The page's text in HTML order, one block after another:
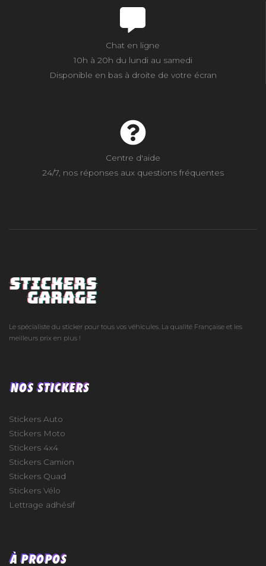
Chat en ligne
10h à 20h du lundi au samedi
Disponible en bas à droite de votre écran
Centre d'aide
24/7, nos réponses aux questions fréquentes
Le spécialiste du sticker pour tous vos véhicules. La qualité Française et les
meilleurs prix en plus !
NOS STICKERS
Stickers Auto
Stickers Moto
Stickers 4x4
Stickers Camion
Stickers Quad
Stickers Vélo
Lettrage adhésif
À PROPOS